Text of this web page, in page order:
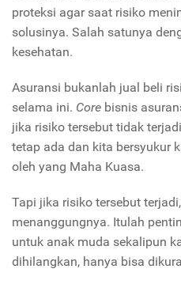
proteksi agar saat risiko
solusinya. Salah satunya
kesehatan.
Asuransi bukanlah jual beli
selama ini. Core bisnis
jika risiko tersebut tidak
tetap ada dan kita bersyukur
oleh yang Maha Kuasa.
Tapi jika risiko tersebut
menanggungnya. Itulah
untuk anak muda sekalipun
dihilangkan, hanya bisa